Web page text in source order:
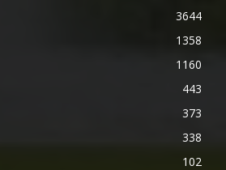
3644
1358
1160
443
373
338
102